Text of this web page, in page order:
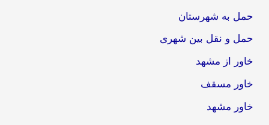
حمل به شهرستان
حمل و نقل بین شهری
خاور از مشهد
خاور مسقف
خاور مشهد